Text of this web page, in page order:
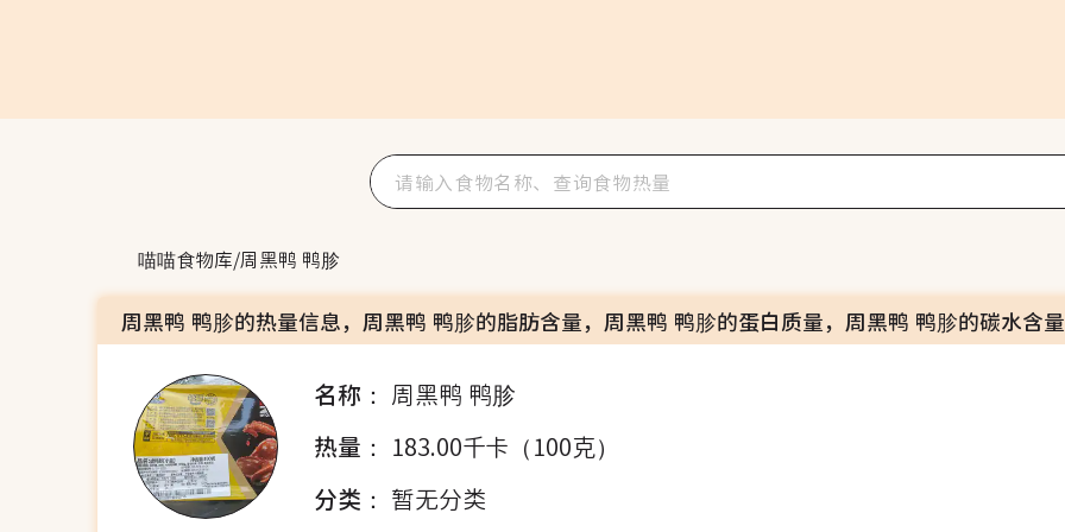
喵喵食物库/周黑鸭 鸭胗
周黑鸭 鸭胗的热量信息，周黑鸭 鸭胗的脂肪含量，周黑鸭 鸭胗的蛋白质量，周黑鸭 鸭胗的碳水含量
名称： 周黑鸭 鸭胗
热量： 183.00千卡（100克）
分类： 暂无分类